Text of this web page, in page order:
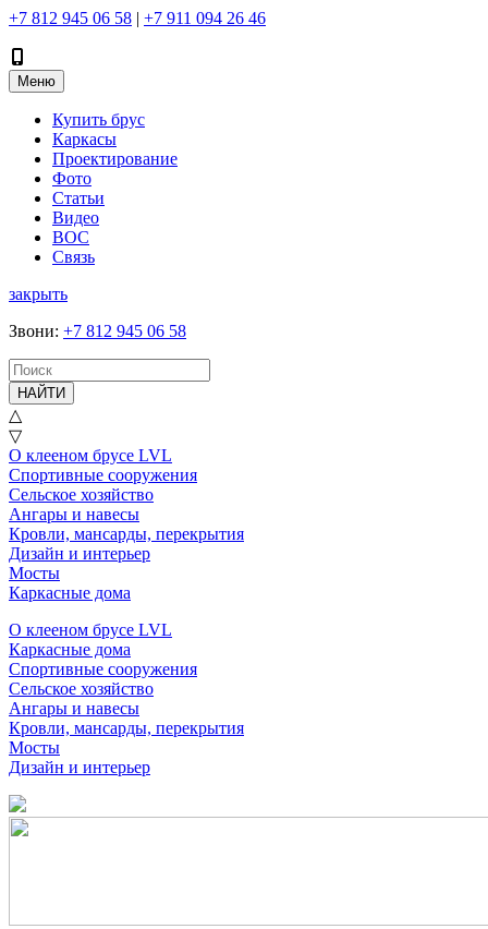
+7 812 945 06 58 | +7 911 094 26 46
Меню
Купить брус
Каркасы
Проектирование
Фото
Статьи
Видео
ВОС
Связь
закрыть
Звони: +7 812 945 06 58
НАЙТИ
△
▽
О клееном брусе LVL
Спортивные сооружения
Сельское хозяйство
Ангары и навесы
Кровли, мансарды, перекрытия
Дизайн и интерьер
Мосты
Каркасные дома
О клееном брусе LVL
Каркасные дома
Спортивные сооружения
Сельское хозяйство
Ангары и навесы
Кровли, мансарды, перекрытия
Мосты
Дизайн и интерьер